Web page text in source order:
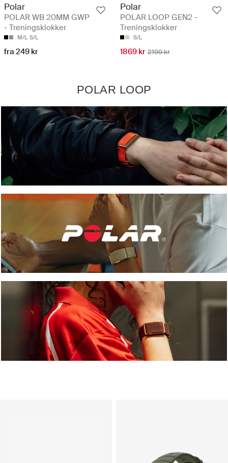
Polar
POLAR WB 20MM GWP
- Treningsklokker
M/L S/L
fra 249 kr
Polar
POLAR LOOP GEN2 -
Treningsklokker
S/L
1869 kr 2199 kr
POLAR LOOP